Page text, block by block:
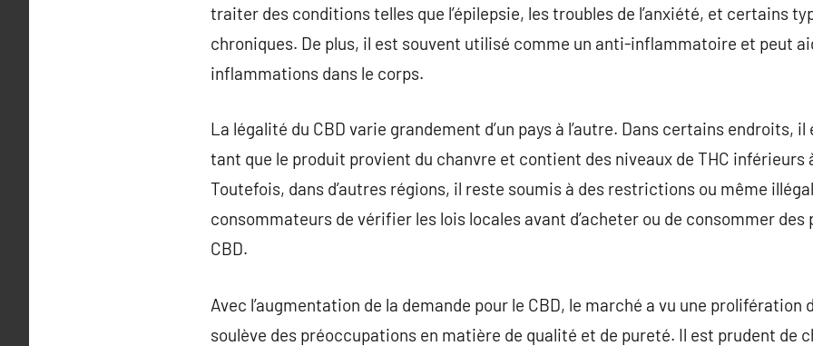
traiter des conditions telles que l’épilepsie, les troubles de l’anxiété, et certains
chroniques. De plus, il est souvent utilisé comme un anti-inflammatoire et peut
inflammations dans le corps.
La légalité du CBD varie grandement d’un pays à l’autre. Dans certains endroits,
tant que le produit provient du chanvre et contient des niveaux de THC inférieurs
Toutefois, dans d’autres régions, il reste soumis à des restrictions ou même
consommateurs de vérifier les lois locales avant d’acheter ou de consommer
CBD.
Avec l’augmentation de la demande pour le CBD, le marché a vu une prolifération
soulève des préoccupations en matière de qualité et de pureté. Il est prudent de